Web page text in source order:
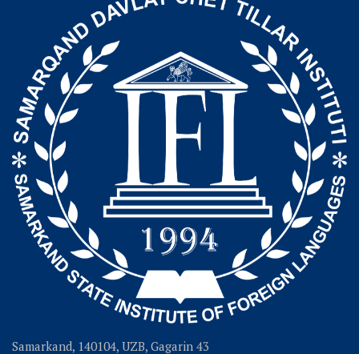
Samarkand, 140104, UZB, Gagarin 43